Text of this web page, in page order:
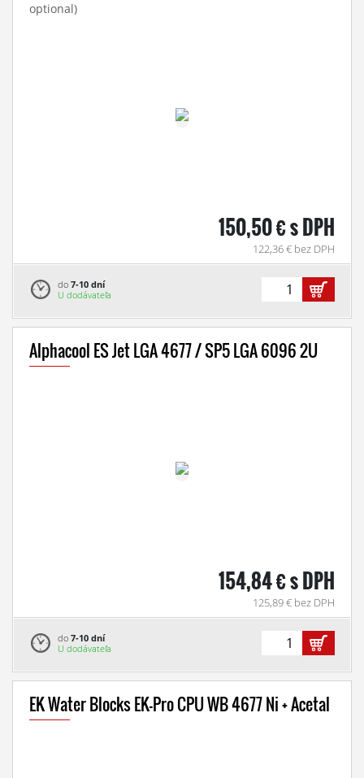
optional)
150,50 € s DPH
122,36 € bez DPH
do 7-10 dní
U dodávateľa
Alphacool ES Jet LGA 4677 / SP5 LGA 6096 2U
154,84 € s DPH
125,89 € bez DPH
do 7-10 dní
U dodávateľa
EK Water Blocks EK-Pro CPU WB 4677 Ni + Acetal